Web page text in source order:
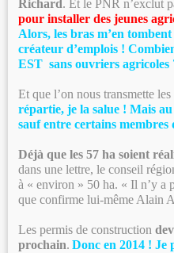
Richard. Et le PNR n’exclut
pour installer des jeunes
Alors, les bras m’en
créateur d’emplois !
EST sans ouvriers agricoles
Et que l’on nous transmette
répartie, je la salue ! Mais
sauf entre certains
Déjà que les 57 ha soient
dans une lettre, le conseil
à « environ » 50 ha. « Il n’y a
que confirme lui-même Alain
Les permis de construction
prochain. Donc en 2014 ! Je